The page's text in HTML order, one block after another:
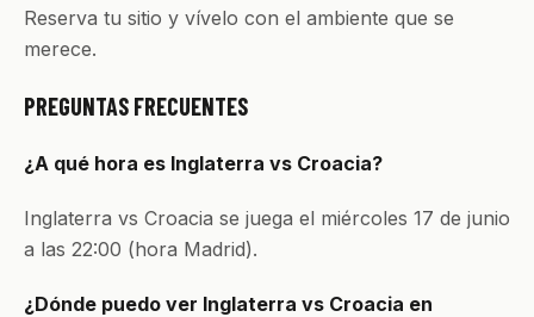
Reserva tu sitio y vívelo con el ambiente que se
merece.
PREGUNTAS FRECUENTES
¿A qué hora es Inglaterra vs Croacia?
Inglaterra vs Croacia se juega el miércoles 17 de junio
a las 22:00 (hora Madrid).
¿Dónde puedo ver Inglaterra vs Croacia en